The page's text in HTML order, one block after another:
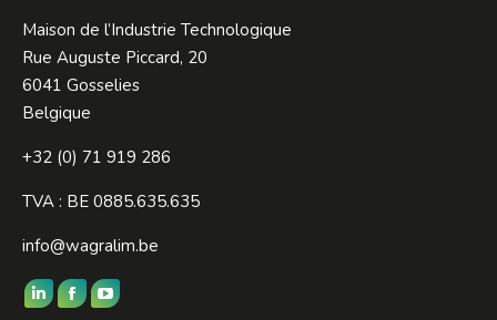
Maison de l’Industrie Technologique
Rue Auguste Piccard, 20
6041 Gosselies
Belgique
+32 (0) 71 919 286
TVA : BE 0885.635.635
info@wagralim.be
Trouvez nous sur :
Facebook
YouTube
LinkedIn